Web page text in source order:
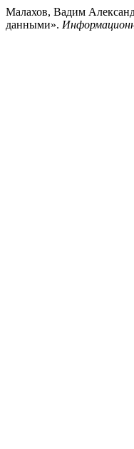
Малахов, Вадим
данными».